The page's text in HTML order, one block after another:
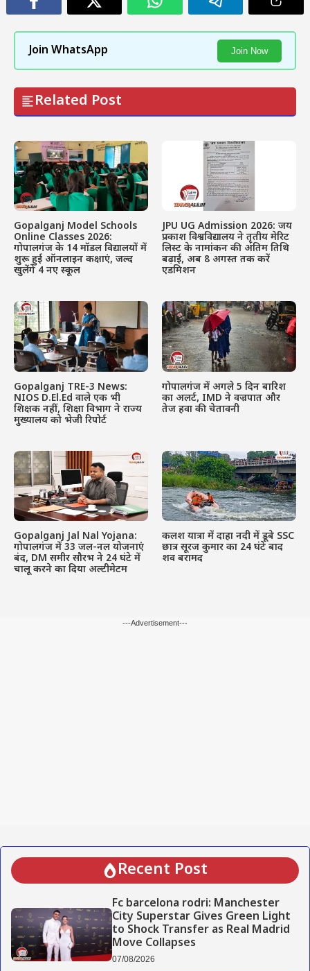
Join WhatsApp Join Now
Related Post
Gopalganj Model Schools
Online Classes 2026:
गोपालगंज के 14 मॉडल विद्यालयों में
शुरू हुई ऑनलाइन कक्षाएं, जल्द
खुलेंगे 4 नए स्कूल
JPU UG Admission 2026: जय
प्रकाश विश्वविद्यालय ने तृतीय मेरिट
लिस्ट के नामांकन की अंतिम तिथि
बढ़ाई, अब 8 अगस्त तक करें
एडमिशन
Gopalganj TRE-3 News:
NIOS D.El.Ed वाले एक भी
शिक्षक नहीं, शिक्षा विभाग ने राज्य
मुख्यालय को भेजी रिपोर्ट
गोपालगंज में अगले 5 दिन बारिश
का अलर्ट, IMD ने वज्रपात और
तेज हवा की चेतावनी
Gopalganj Jal Nal Yojana:
गोपालगंज में 33 जल-नल योजनाएं
बंद, DM समीर सौरभ ने 24 घंटे में
चालू करने का दिया अल्टीमेटम
कलश यात्रा में दाहा नदी में डूबे SSC
छात्र सूरज कुमार का 24 घंटे बाद
शव बरामद
---Advertisement---
Recent Post
Fc barcelona rodri: Manchester
City Superstar Gives Green Light
to Shock Transfer as Real Madrid
Move Collapses
07/08/2026